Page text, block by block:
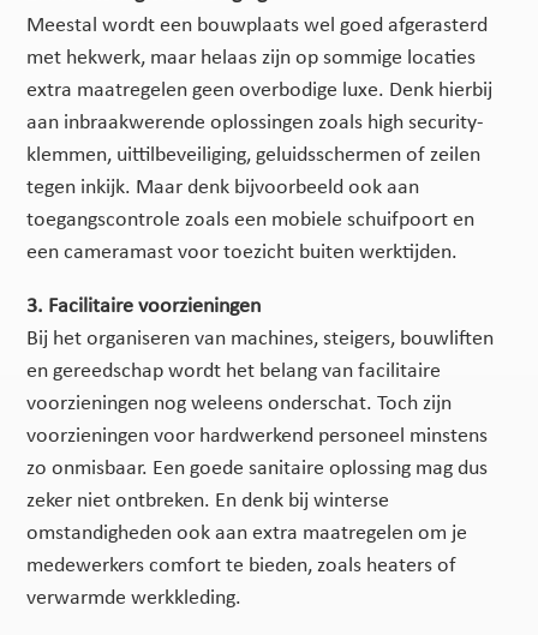
Meestal wordt een bouwplaats wel goed afgerasterd
met hekwerk, maar helaas zijn op sommige locaties
extra maatregelen geen overbodige luxe. Denk hierbij
aan inbraakwerende oplossingen zoals high security-
klemmen, uittilbeveiliging, geluidsschermen of zeilen
tegen inkijk. Maar denk bijvoorbeeld ook aan
toegangscontrole zoals een mobiele schuifpoort en
een cameramast voor toezicht buiten werktijden.
3. Facilitaire voorzieningen
Bij het organiseren van machines, steigers, bouwliften
en gereedschap wordt het belang van facilitaire
voorzieningen nog weleens onderschat. Toch zijn
voorzieningen voor hardwerkend personeel minstens
zo onmisbaar. Een goede sanitaire oplossing mag dus
zeker niet ontbreken. En denk bij winterse
omstandigheden ook aan extra maatregelen om je
medewerkers comfort te bieden, zoals heaters of
verwarmde werkkleding.